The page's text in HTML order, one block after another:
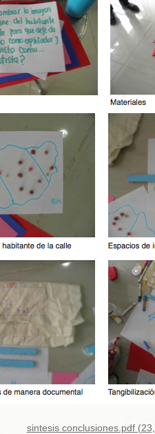
sintesis conclusiones.pdf